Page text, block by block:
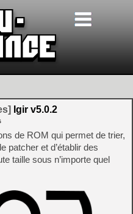
Igir v5.0.2
de ROM qui permet de trier,
patcher et d’établir des
taille sous n’importe quel